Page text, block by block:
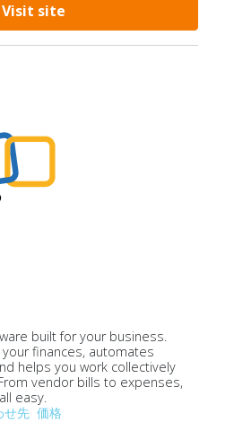
Visit site
built for your business.
finances, automates
helps you work collectively
vendor bills to expenses,
easy.
せ先 価格